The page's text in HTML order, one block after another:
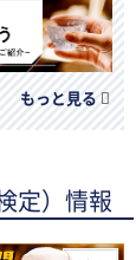
もっと見る
定）情報